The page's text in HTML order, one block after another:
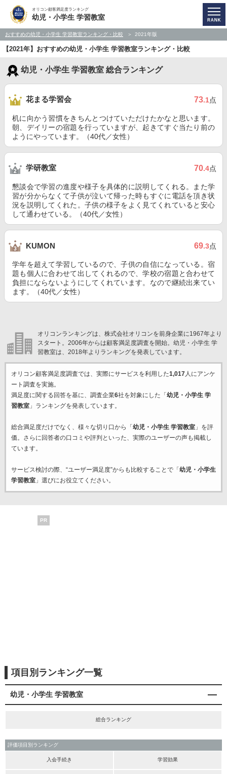
オリコン顧客満足度ランキング
幼児・小学生 学習教室
おすすめの幼児・小学生 学習教室ランキング・比較 2021年版
【2021年】おすすめの幼児・小学生 学習教室ランキング・比較
幼児・小学生 学習教室 総合ランキング
花まる学習会 73.1点
机に向かう習慣をきちんとつけていただけたかなと思います。
朝、デイリーの宿題を行っていますが、起きてすぐ当たり前の
ようにやっています。（40代／女性）
学研教室 70.4点
懇談会で学習の進度や様子を具体的に説明してくれる。また学
習が分からなくて子供が泣いて帰った時もすぐに電話を頂き状
況を説明してくれた。子供の様子をよく見てくれていると安心
して通わせている。（40代／女性）
KUMON 69.3点
学年を超えて学習しているので、子供の自信になっている。宿
題も個人に合わせて出してくれるので、学校の宿題と合わせて
負担にならないようにしてくれています。なので継続出来てい
ます。（40代／女性）
オリコンランキングは、株式会社オリコンを前身企業に1967年より
スタート。2006年からは顧客満足度調査を開始。幼児・小学生 学
習教室は、2018年よりランキングを発表しています。
オリコン顧客満足度調査では、実際にサービスを利用した1,017人にアンケ
ート調査を実施。
満足度に関する回答を基に、調査企業6社を対象にした「 幼児・小学生 学
習教室」ランキングを発表しています。
総合満足度だけでなく、様々な切り口から「 幼児・小学生 学習教室」を評
価。さらに回答者の口コミや評判といった、実際のユーザーの声も掲載し
ています。
サービス検討の際、“ユーザー満足度”からも比較することで「 幼児・小学生
学習教室」選びにお役立てください。
PR
項目別ランキング一覧
幼児・小学生 学習教室
総合ランキング
評価項目別ランキング
入会手続き 学習効果